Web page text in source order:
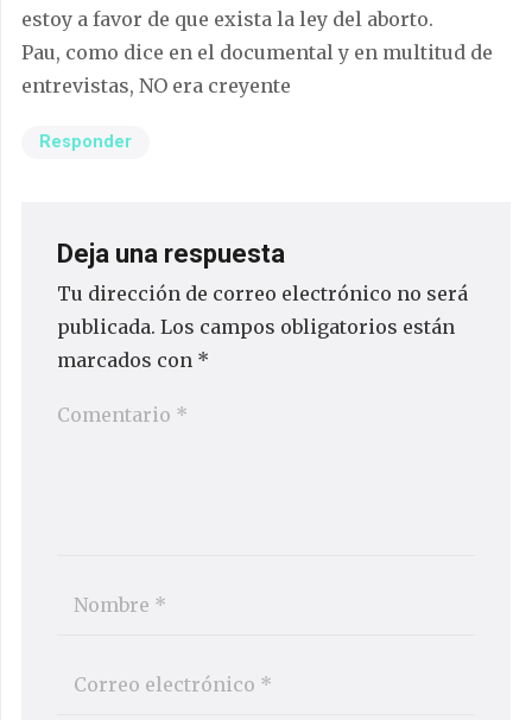
estoy a favor de que exista la ley del aborto.
Pau, como dice en el documental y en multitud de
entrevistas, NO era creyente
Responder
Deja una respuesta
Tu dirección de correo electrónico no será
publicada. Los campos obligatorios están
marcados con *